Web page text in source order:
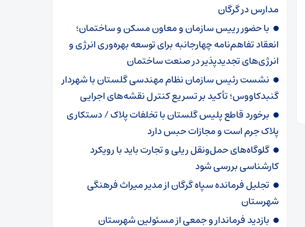
مدارس در گرگان
با حضور رییس سازمان و معاون مسکن و ساختمان؛
انعقاد تفاهم‌نامه چهارجانبه برای توسعه بهره‌وری انرژی و
انرژی‌های تجدیدپذیر در صنعت ساختمان
نشست رئیس سازمان نظام مهندسی گلستان با شهردار
گنبدکاووس؛ تأکید بر تسریع کنترل نقشه‌های اجرایی
برخورد قاطع پلیس گلستان با تخلفات پلاک / دستکاری
پلاک جرم است و مجازات حبس دارد
گلوگاه‌های حمل‌ونقل ریلی و تجارت باید با رویکرد
کارشناسی بررسی شود
تجلیل فرمانده سپاه گرگان از مدیر میراث فرهنگی
شهرستان
بازدید فرماندار و جمعی از مسئولین شهرستان